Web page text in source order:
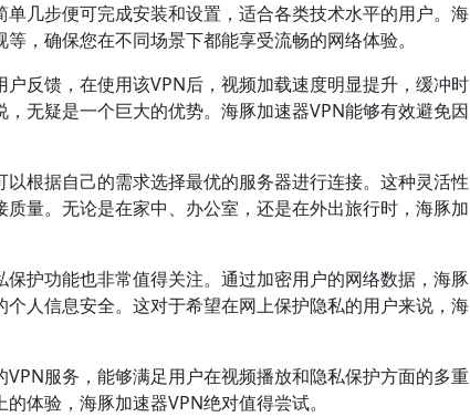
几步便可完成安装和设置，适合各类技术水平的用户。海
，确保您在不同场景下都能享受流畅的网络体验。
反馈，在使用该VPN后，视频加载速度明显提升，缓冲时
无疑是一个巨大的优势。海豚加速器VPN能够有效避免因
根据自己的需求选择最优的服务器进行连接。这种灵活性
量。无论是在家中、办公室，还是在外出旅行时，海豚加
护功能也非常值得关注。通过加密用户的网络数据，海豚
人信息安全。这对于希望在网上保护隐私的用户来说，海
服务，能够满足用户在视频播放和隐私保护方面的多重
体验，海豚加速器VPN绝对值得尝试。